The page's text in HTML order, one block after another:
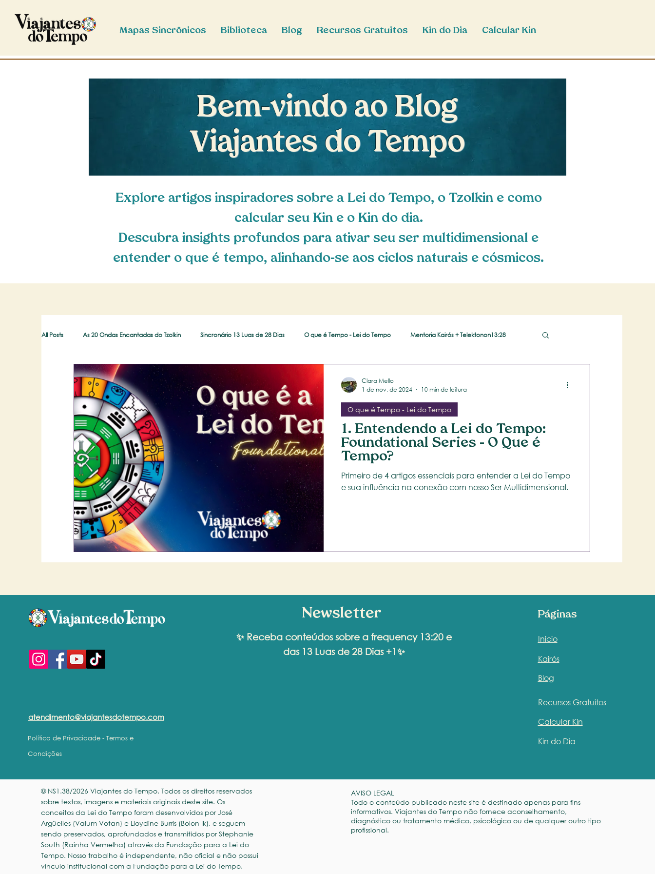
Mapas Sincrônicos Biblioteca Blog Recursos Gratuitos Kin do Dia Calcular Kin
Bem-vindo ao Blog
Viajantes do Tempo
Explore artigos inspiradores sobre a Lei do Tempo, o Tzolkin e como
calcular seu Kin e o Kin do dia.
Descubra insights profundos para ativar seu ser multidimensional e
entender o que é tempo, alinhando-se aos ciclos naturais e cósmicos.
All Posts As 20 Ondas Encantadas do Tzolkin Sincronário 13 Luas de 28 Dias O que é Tempo - Lei do Tempo Mentoria Kairós + Telektonon13:28
1. Entendendo a Lei do Tempo:
Foundational Series - O Que é
Tempo?
Primeiro de 4 artigos essenciais para entender a Lei do Tempo
e sua influência na conexão com nosso Ser Multidimensional.
O que é Tempo - Lei do Tempo
Clara Mello
1 de nov. de 2024
10 min de leitura
atendimento@viajantesdotempo.com
Política de Privacidade - Termos e
Condições
Newsletter
✨ Receba conteúdos sobre a frequency 13:20 e
das 13 Luas de 28 Dias +1✨
Páginas
Inicio
Kairós
Blog
Recursos Gratuitos
Calcular Kin
Kin do Dia
© NS1.38/2026 Viajantes do Tempo. Todos os direitos reservados
sobre textos, imagens e materiais originais deste site. Os
conceitos da Lei do Tempo foram desenvolvidos por José
Argüelles (Valum Votan) e Lloydine Burris (Bolon Ik), e seguem
sendo preservados, aprofundados e transmitidos por Stephanie
South (Rainha Vermelha) através da Fundação para a Lei do
Tempo. Nosso trabalho é independente, não oficial e não possui
vínculo institucional com a Fundação para a Lei do Tempo.
AVISO LEGAL
Todo o conteúdo publicado neste site é destinado apenas para fins
informativos. Viajantes do Tempo não fornece aconselhamento,
diagnóstico ou tratamento médico, psicológico ou de qualquer outro tipo
profissional.